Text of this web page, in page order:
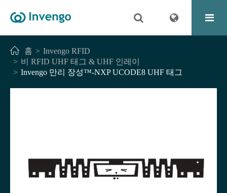
홈
Invengo RFID
비 RFID UHF 태그 & UHF 인레이
Invengo 만리 장성™-NXP UCODE8 UHF 태그